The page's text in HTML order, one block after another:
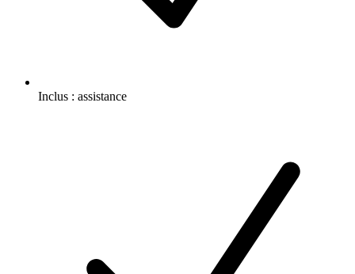
Inclus : assistance